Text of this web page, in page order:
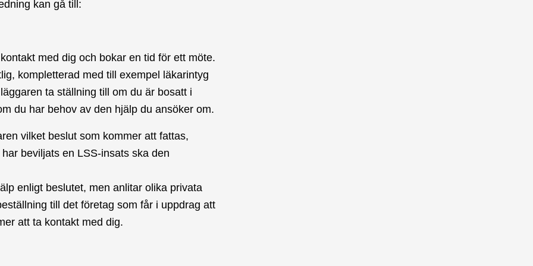
kan gå till:
med dig och bokar en tid för ett möte.
kompletterad med till exempel läkarintyg
ta ställning till om du är bosatt i
du har behov av den hjälp du ansöker om.
vilket beslut som kommer att fattas,
beviljats en LSS-insats ska den
enligt beslutet, men anlitar olika privata
till det företag som får i uppdrag att
att ta kontakt med dig.